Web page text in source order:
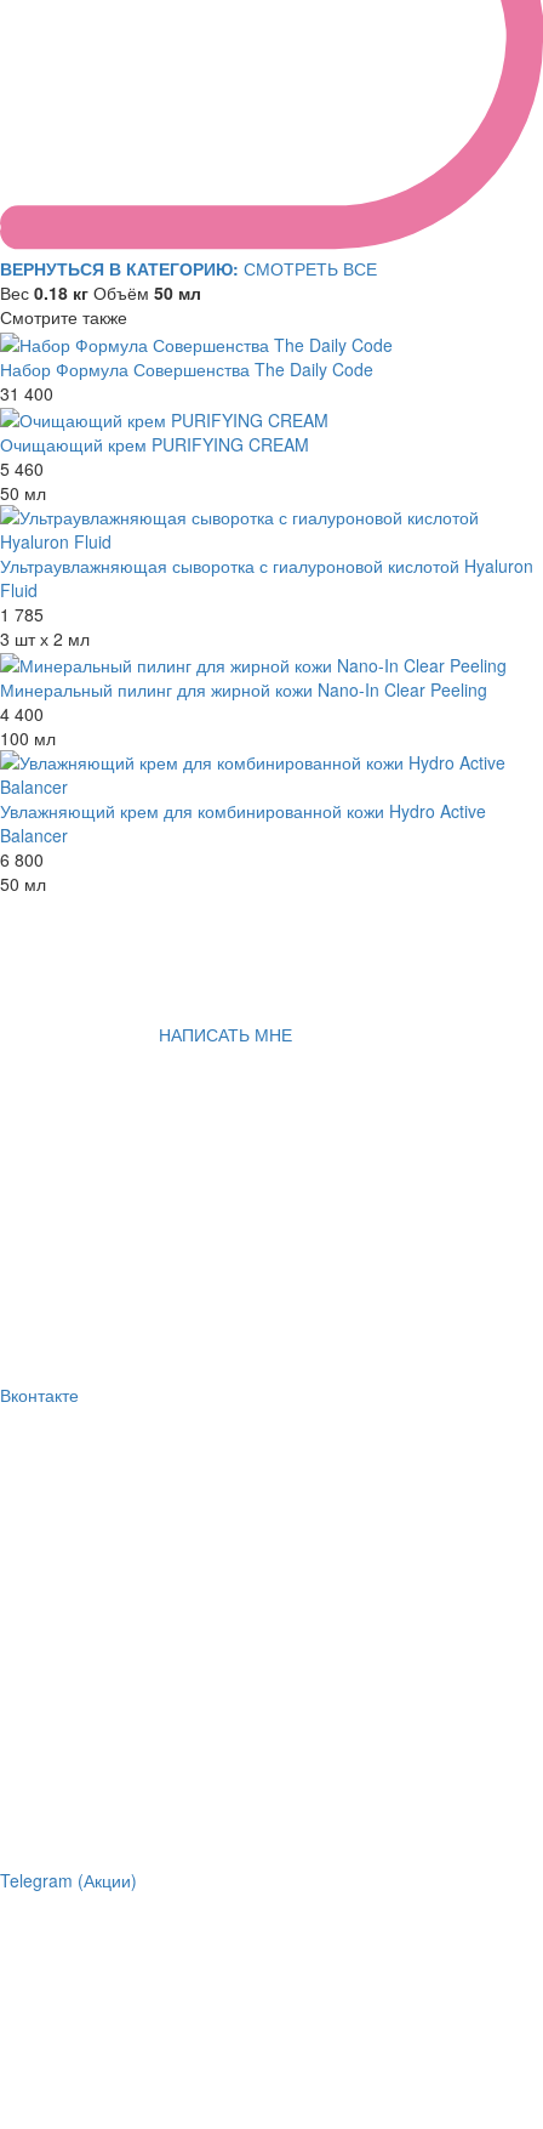
ВЕРНУТЬСЯ В КАТЕГОРИЮ: СМОТРЕТЬ ВСЕ
Вес 0.18 кг Объём 50 мл
Смотрите также
Набор Формула Совершенства The Daily Code
31 400
Очищающий крем PURIFYING CREAM
5 460
50 мл
Ультраувлажняющая сыворотка с гиалуроновой кислотой Hyaluron
Fluid
1 785
3 шт х 2 мл
Минеральный пилинг для жирной кожи Nano-In Clear Peeling
4 400
100 мл
Увлажняющий крем для комбинированной кожи Hydro Active
Balancer
6 800
50 мл
НАПИСАТЬ МНЕ
Вконтакте
Telegram (Акции)